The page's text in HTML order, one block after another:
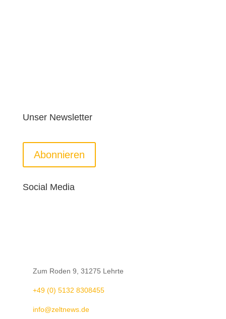
Unser Newsletter
Abonnieren
Social Media
Zum Roden 9, 31275 Lehrte
+49 (0) 5132 8308455
info@zeltnews.de